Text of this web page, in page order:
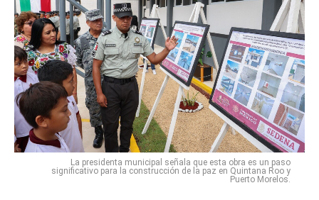
La presidenta municipal señala que esta obra es un paso
significativo para la construcción de la paz en Quintana Roo y
Puerto Morelos.